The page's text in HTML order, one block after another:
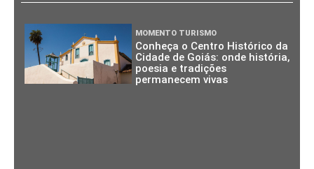
MOMENTO TURISMO
Conheça o Centro Histórico da
Cidade de Goiás: onde história,
poesia e tradições
permanecem vivas